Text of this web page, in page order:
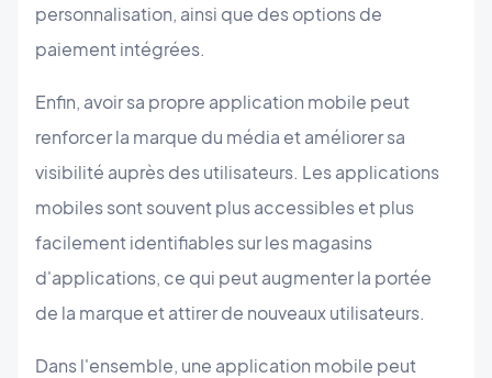
personnalisation, ainsi que des options de
paiement intégrées.
Enfin, avoir sa propre application mobile peut
renforcer la marque du média et améliorer sa
visibilité auprès des utilisateurs. Les applications
mobiles sont souvent plus accessibles et plus
facilement identifiables sur les magasins
d'applications, ce qui peut augmenter la portée
de la marque et attirer de nouveaux utilisateurs.
Dans l'ensemble, une application mobile peut